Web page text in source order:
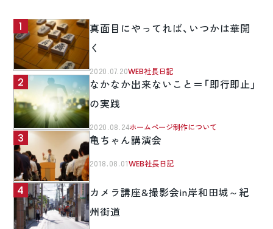
真面目にやってれば、いつかは華開
く
2020.07.20WEB社長日記
なかなか出来ないこと＝「即行即止」
の実践
2020.08.24ホームページ制作について
亀ちゃん講演会
2018.08.01WEB社長日記
カメラ講座&撮影会in岸和田城～紀
州街道